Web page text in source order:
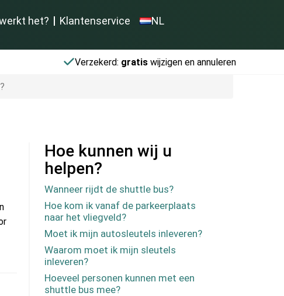
het? Klantenservice NL
Verzekerd: gratiswijzigen en annuleren
Hoe kunnen wij u
helpen?
Wanneer rijdt de shuttle bus?
Hoe kom ik vanaf de parkeerplaats
naar het vliegveld?
Moet ik mijn autosleutels inleveren?
Waarom moet ik mijn sleutels
inleveren?
Hoeveel personen kunnen met een
shuttle bus mee?